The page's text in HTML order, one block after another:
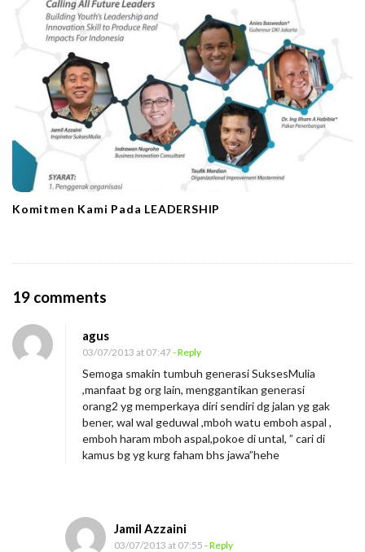
Komitmen Kami Pada LEADERSHIP
19 comments
G
y
a
H
i
B
agus
03/07/2013 at 07:47- Reply
Semoga smakin tumbuh generasi SuksesMulia
,manfaat bg org lain, menggantikan generasi
orang2 yg memperkaya diri sendiri dg jalan yg gak
bener, wal wal geduwal ,mboh watu emboh aspal ,
emboh haram mboh aspal,pokoe di untal, ” cari di
kamus bg yg kurg faham bhs jawa”hehe
Jamil Azzaini
03/07/2013 at 07:55 - Reply